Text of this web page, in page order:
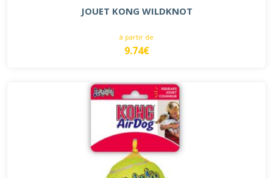
JOUET KONG WILDKNOT
à partir de
9.74€